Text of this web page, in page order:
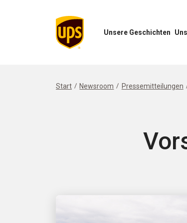
Unsere Geschichten
Start Newsroom Pressemitteilungen